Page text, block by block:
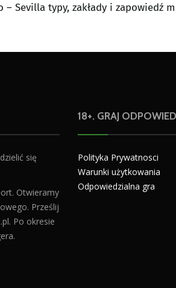
– Sevilla typy, zakłady i zapowiedź
się
Otwieramy
Prześlij
. Po okresie
18+. GRAJ
Polityka Prywatnosci
Warunki użytkowania
Odpowiedzialna gra